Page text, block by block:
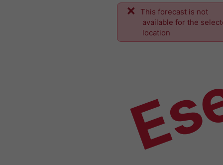
This forecast is not
available for the
location